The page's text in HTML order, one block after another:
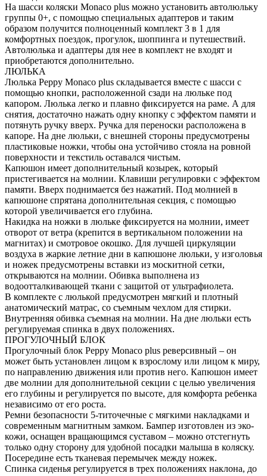
На шасси коляски Monaco plus можно установить автолюльку
группы 0+, с помощью специальных адаптеров и таким
образом получится полноценный комплект 3 в 1 для
комфортных поездок, прогулок, шоппинга и путешествий.
Автолюлька и адаптеры для нее в комплект не входят и
приобретаются дополнительно.
ЛЮЛЬКА
Люлька Peppy Monaco plus складывается вместе с шасси с
помощью кнопки, расположенной сзади на люльке под
капором. Люлька легко и плавно фиксируется на раме. А для
снятия, достаточно нажать одну кнопку с эффектом памяти и
потянуть ручку вверх. Ручка для переноски расположена в
капоре. На дне люльки, с внешней стороны предусмотрены
пластиковые ножки, чтобы она устойчиво стояла на ровной
поверхности и текстиль оставался чистым.
Капюшон имеет дополнительный козырек, который
пристегивается на молнии. Клавиши регулировки с эффектом
памяти. Вверх поднимается без нажатий. Под молнией в
капюшоне спрятана дополнительная секция, с помощью
которой увеличивается его глубина.
Накидка на ножки в люльке фиксируется на молнии, имеет
отворот от ветра (крепится в вертикальном положении на
магнитах) и смотровое окошко. Для лучшей циркуляции
воздуха в жаркие летние дни в капюшоне люльки, у изголовья
и ножек предусмотрены вставки из москитной сетки,
открываются на молнии. Обивка выполнена из
водоотталкивающей ткани с защитой от ультрафиолета.
В комплекте с люлькой предусмотрен мягкий и плотный
анатомический матрас, со съемным чехлом для стирки.
Внутренняя обивка съемная на молнии. На дне люльки есть
регулируемая спинка в двух положениях.
ПРОГУЛОЧНЫЙ БЛОК
Прогулочный блок Peppy Monaco plus реверсивный – он
может быть установлен лицом к взрослому или лицом к миру,
по направлению движения или против него. Капюшон имеет
две молнии для дополнительной секции с целью увеличения
его глубины и регулируется по высоте, для комфорта ребенка
независимо от его роста.
Ремни безопасности 5-титочечные с мягкими накладками и
современным магнитным замком. Бампер изготовлен из эко-
кожи, оснащен вращающимся суставом – можно отстегнуть
только одну сторону для удобной посадки малыша в коляску.
Посередине есть тканевая перемычек между ножек.
Спинка сиденья регулируется в трех положениях наклона, до